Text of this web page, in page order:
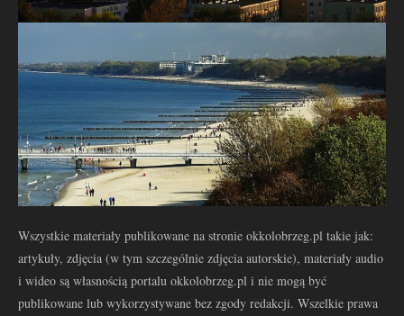
Wszystkie materiały publikowane na stronie okkolobrzeg.pl takie jak:
artykuły, zdjęcia (w tym szczególnie zdjęcia autorskie), materiały audio
i wideo są własnością portalu okkolobrzeg.pl i nie mogą być
publikowane lub wykorzystywane bez zgody redakcji. Wszelkie prawa